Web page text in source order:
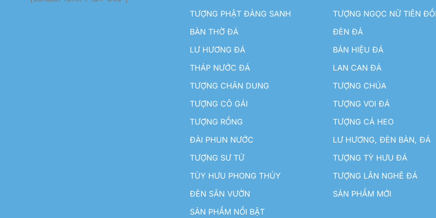
TƯỢNG PHẬT ĐẢNG SANH
TƯỢNG NGỌC NỮ TIÊN
BÀN THỜ ĐÁ
ĐÈN ĐÁ
LƯ HƯƠNG ĐÁ
BẢN HIỆU ĐÁ
THÁP NƯỚC ĐÁ
LAN CAN ĐÁ
TƯỢNG CHÂN DUNG
TƯỢNG CHÚA
TƯỢNG CÔ GÁI
TƯỢNG VOI ĐÁ
TƯỢNG RỒNG
TƯỢNG CÁ HEO
ĐÀI PHUN NƯỚC
LƯ HƯƠNG, ĐÈN BÀN, ĐÁ
TƯỢNG SƯ TỬ
TƯỢNG TỲ HƯU ĐÁ
TÙY HƯU PHONG THỦY
TƯỢNG LÂN NGHÊ ĐÁ
ĐÈN SÂN VƯỜN
SẢN PHẨM MỚI
SẢN PHẨM NỔI BẬT